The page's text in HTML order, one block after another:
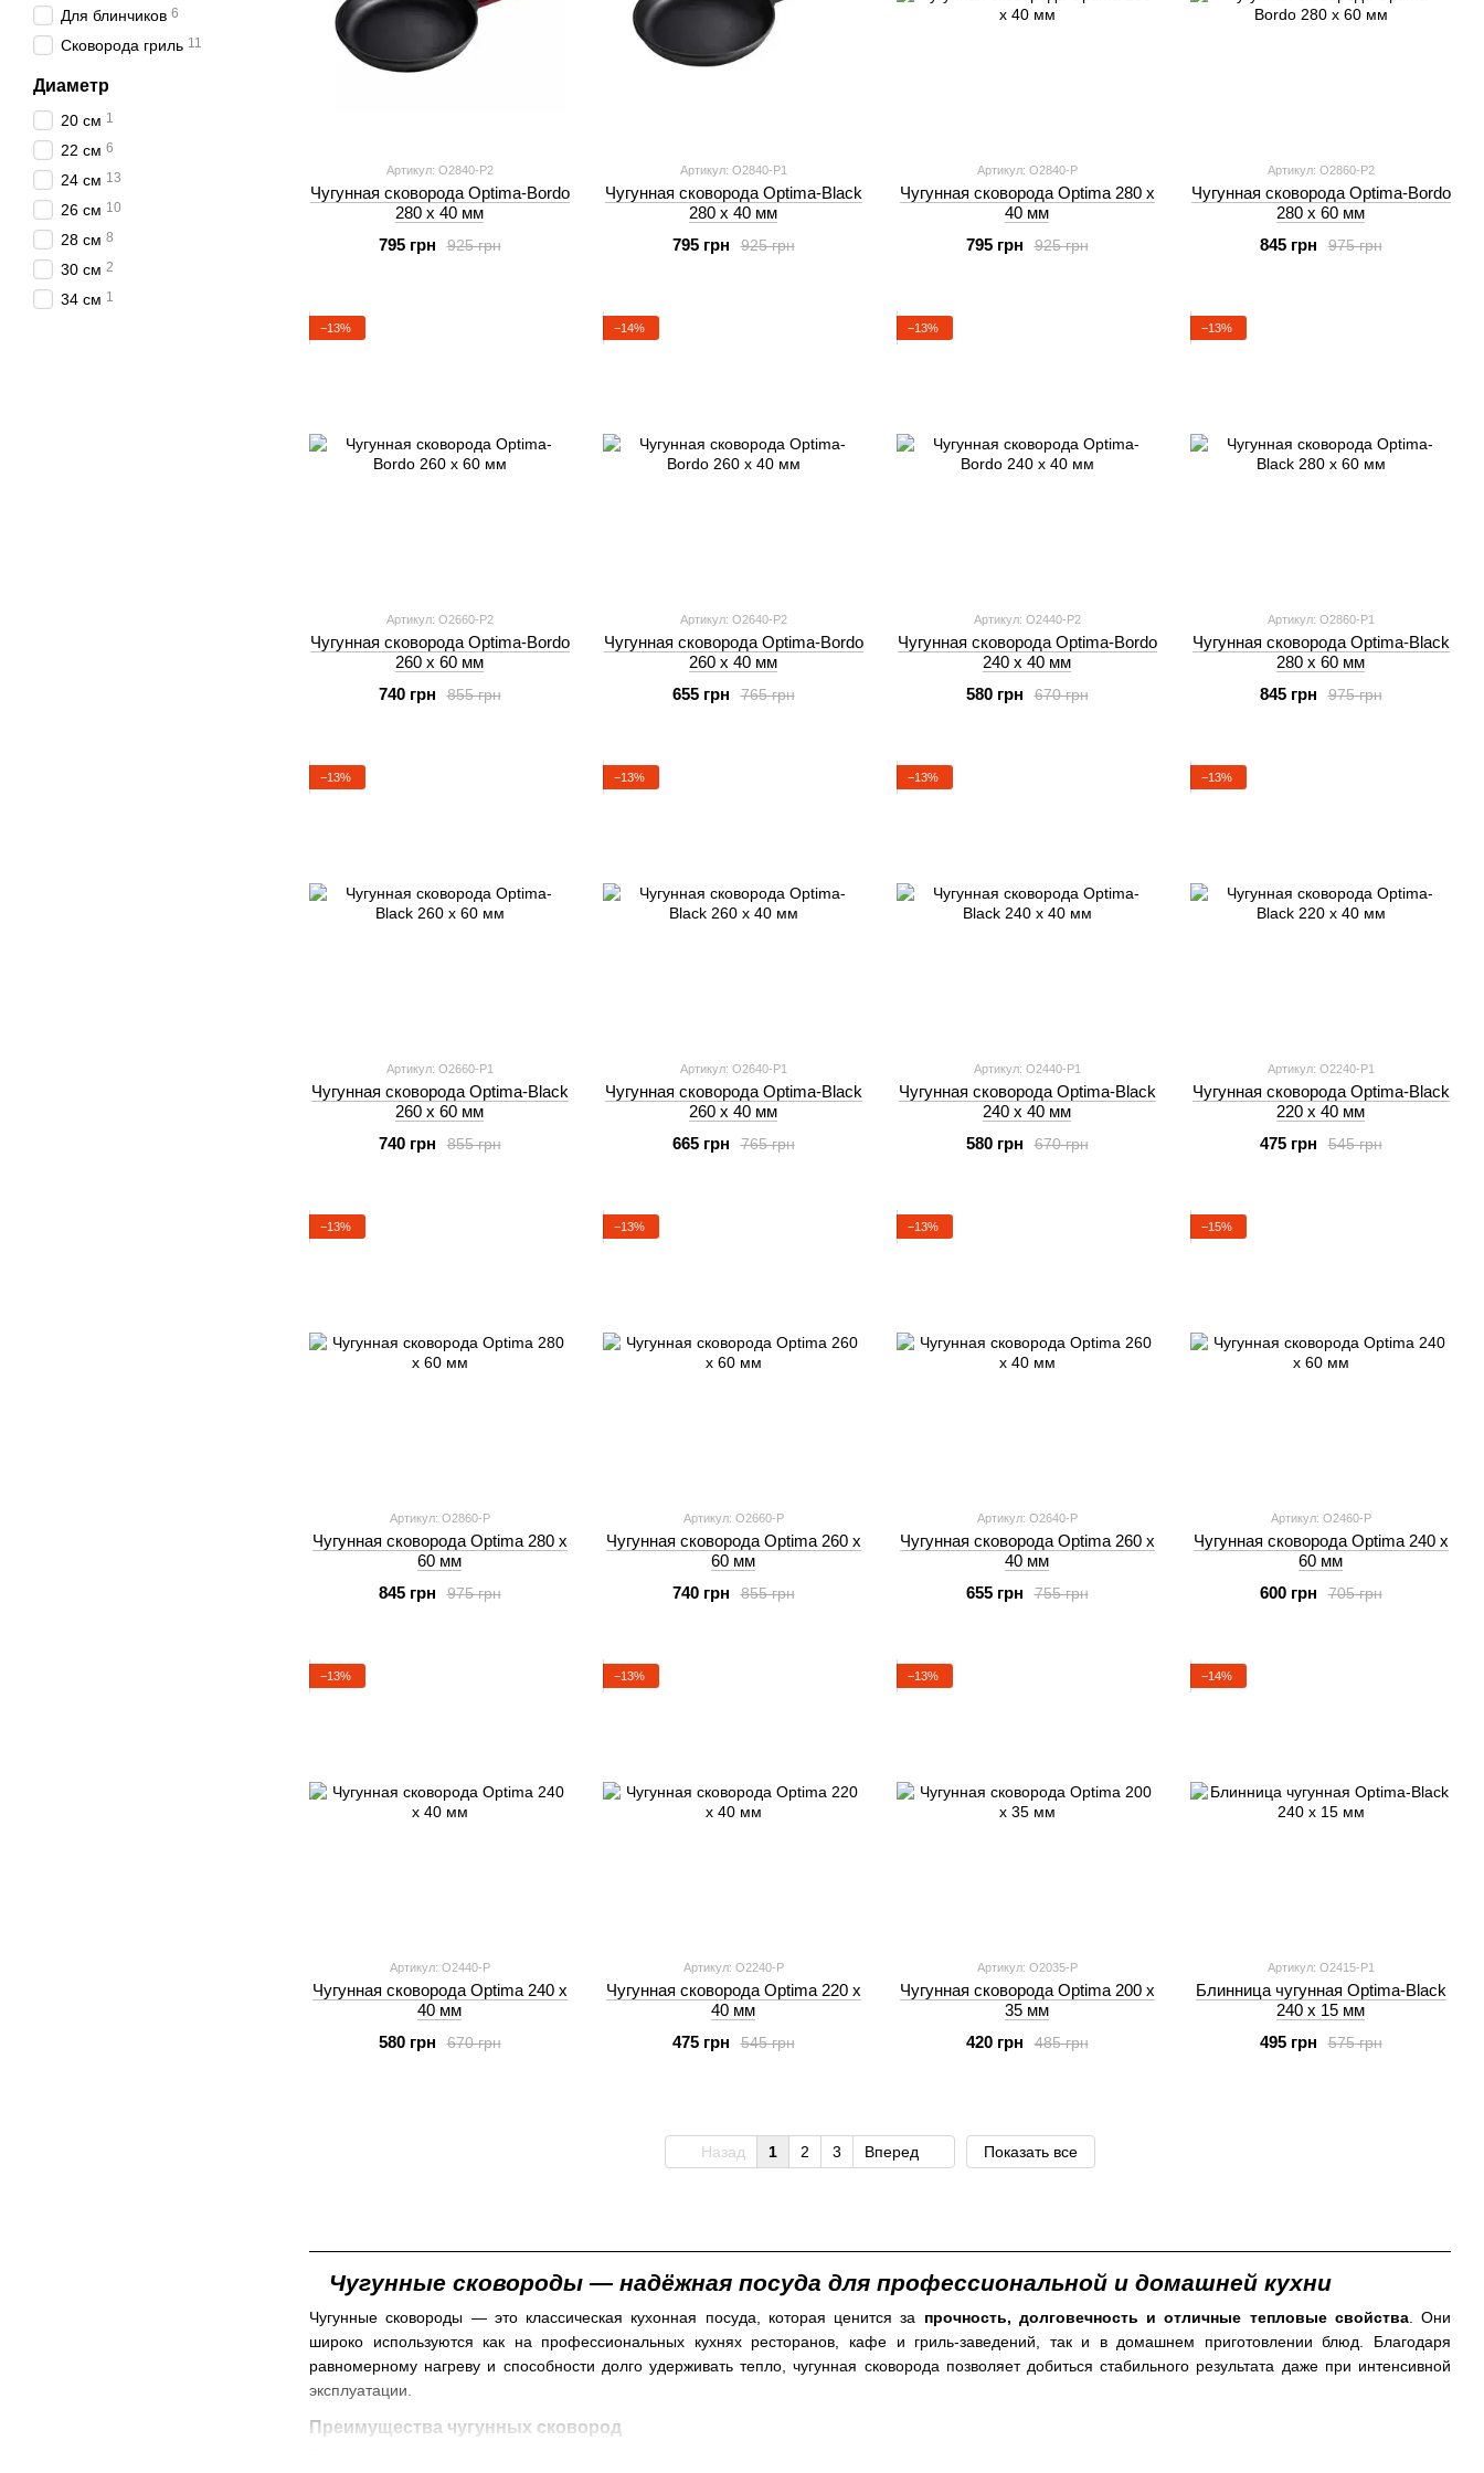
Чугунные сковороды — надёжная посуда для профессиональной и домашней кухни
Чугунные сковороды — это классическая кухонная посуда, которая ценится за прочность, долговечность и отличные тепловые свойства. Они
широко используются как на профессиональных кухнях ресторанов, кафе и гриль-заведений, так и в домашнем приготовлении блюд. Благодаря
равномерному нагреву и способности долго удерживать тепло, чугунная сковорода позволяет добиться стабильного результата даже при интенсивной
эксплуатации.
Преимущества чугунных сковород
Артикул: O2840-P2
Чугунная сковорода Optima-Bordo
280 х 40 мм
925 грн
795 грн
Артикул: O2840-P1
Чугунная сковорода Optima-Black
280 х 40 мм
925 грн
795 грн
Артикул: O2840-P
Чугунная сковорода Optimа 280 х
40 мм
925 грн
795 грн
Артикул: O2860-P2
Чугунная сковорода Optima-Bordo
280 х 60 мм
975 грн
845 грн
−13%
Артикул: O2660-P2
Чугунная сковорода Optima-Bordo
260 х 60 мм
855 грн
740 грн
−14%
Артикул: O2640-P2
Чугунная сковорода Optima-Bordo
260 х 40 мм
765 грн
655 грн
−13%
Артикул: O2440-P2
Чугунная сковорода Optima-Bordo
240 х 40 мм
670 грн
580 грн
−13%
Артикул: O2860-P1
Чугунная сковорода Optima-Black
280 х 60 мм
975 грн
845 грн
−13%
Артикул: O2660-P1
Чугунная сковорода Optima-Black
260 х 60 мм
855 грн
740 грн
−13%
Артикул: O2640-P1
Чугунная сковорода Optima-Black
260 х 40 мм
765 грн
665 грн
−13%
Артикул: O2440-P1
Чугунная сковорода Optima-Black
240 х 40 мм
670 грн
580 грн
−13%
Артикул: O2240-P1
Чугунная сковорода Optima-Black
220 х 40 мм
545 грн
475 грн
−13%
Артикул: O2860-P
Чугунная сковорода Optimа 280 х
60 мм
975 грн
845 грн
−13%
Артикул: O2660-P
Чугунная сковорода Optimа 260 х
60 мм
855 грн
740 грн
−13%
Артикул: O2640-P
Чугунная сковорода Optimа 260 х
40 мм
755 грн
655 грн
−15%
Артикул: O2460-P
Чугунная сковорода Optimа 240 х
60 мм
705 грн
600 грн
−13%
Артикул: O2440-P
Чугунная сковорода Optimа 240 х
40 мм
670 грн
580 грн
−13%
Артикул: O2240-P
Чугунная сковорода Optimа 220 х
40 мм
545 грн
475 грн
−13%
Артикул: O2035-P
Чугунная сковорода Optimа 200 х
35 мм
485 грн
420 грн
−14%
Артикул: O2415-P1
Блинница чугунная Optima-Black
240 х 15 мм
575 грн
495 грн
Назад 1 2 3 Вперед Показать все
Для блинчиков 6
Сковорода гриль 11
Диаметр
20 см 1
22 см 6
24 см 13
26 см 10
28 см 8
30 см 2
34 см 1